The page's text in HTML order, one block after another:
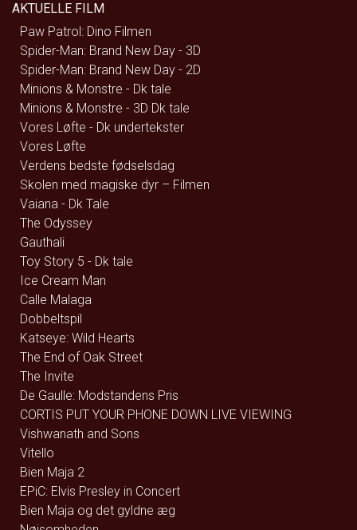
AKTUELLE FILM
Paw Patrol: Dino Filmen
Spider-Man: Brand New Day - 3D
Spider-Man: Brand New Day - 2D
Minions & Monstre - Dk tale
Minions & Monstre - 3D Dk tale
Vores Løfte - Dk undertekster
Vores Løfte
Verdens bedste fødselsdag
Skolen med magiske dyr – Filmen
Vaiana - Dk Tale
The Odyssey
Gauthali
Toy Story 5 - Dk tale
Ice Cream Man
Calle Malaga
Dobbeltspil
Katseye: Wild Hearts
The End of Oak Street
The Invite
De Gaulle: Modstandens Pris
CORTIS PUT YOUR PHONE DOWN LIVE VIEWING
Vishwanath and Sons
Vitello
Bien Maja 2
EPiC: Elvis Presley in Concert
Bien Maja og det gyldne æg